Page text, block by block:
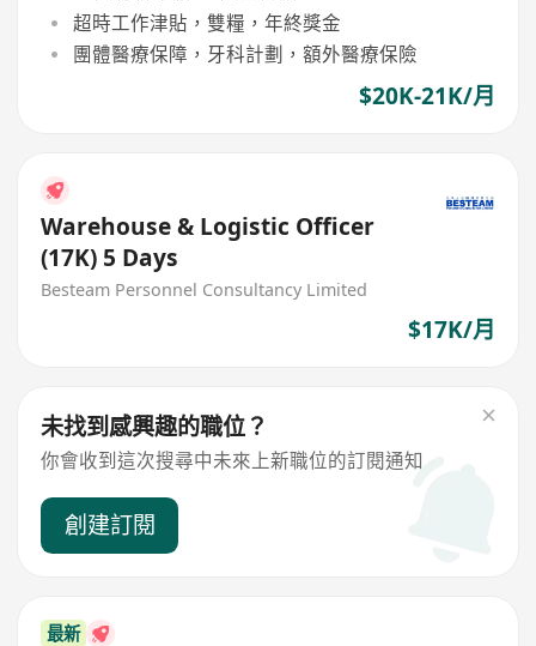
超時工作津貼，雙糧，年終獎金
團體醫療保障，牙科計劃，額外醫療保險
$20K-21K/月
Warehouse & Logistic Officer
(17K) 5 Days
Besteam Personnel Consultancy Limited
$17K/月
未找到感興趣的職位？
你會收到這次搜尋中未來上新職位的訂閱通知
創建訂閱
最新